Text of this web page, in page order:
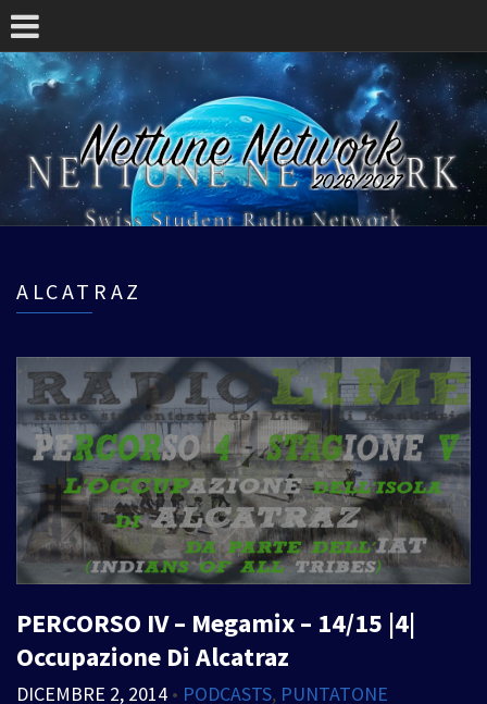
ALCATRAZ
PERCORSO IV – Megamix – 14/15 |4|
Occupazione Di Alcatraz
DICEMBRE 2, 2014 • PODCASTS, PUNTATONE